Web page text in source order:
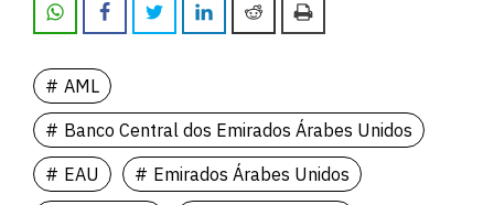
AML
Banco Central dos Emirados Árabes Unidos
EAU
Emirados Árabes Unidos